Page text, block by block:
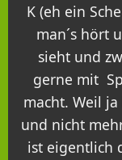
K (eh ein
man´s hört
sieht und
gerne mit
macht. Weil
und nicht
ist eigentlich